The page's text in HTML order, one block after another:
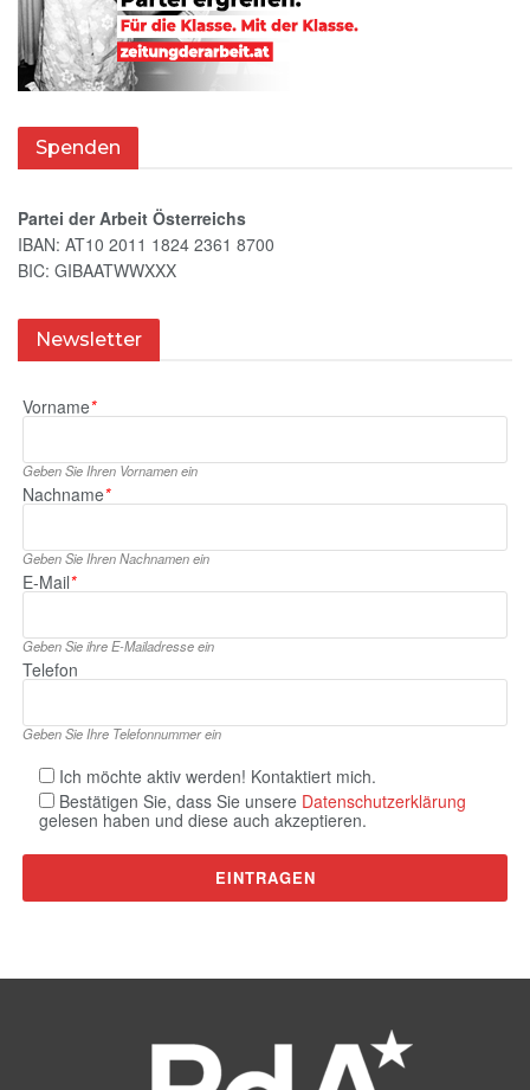
Spenden
Partei der Arbeit Österreichs
IBAN: AT10 2011 1824 2361 8700
BIC: GIBAATWWXXX
Newsletter
Vorname*
Geben Sie Ihren Vornamen ein
Nachname*
Geben Sie Ihren Nachnamen ein
E‑Mail*
Geben Sie ihre E‑Mailadresse ein
Telefon
Geben Sie Ihre Telefonnummer ein
Ich möchte aktiv werden! Kontaktiert mich.
Bestätigen Sie, dass Sie unsere Datenschutzerklärung
gelesen haben und diese auch akzeptieren.